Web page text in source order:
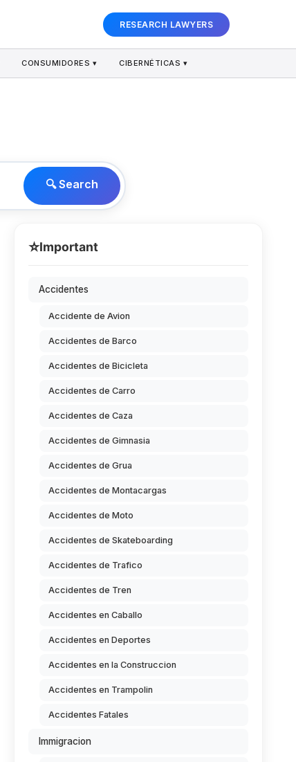
RESEARCH LAWYERS
CONSUMIDORES ▾ CIBERNÉTICAS ▾
🔍 Search
⭐Important
Accidentes
Accidente de Avion
Accidentes de Barco
Accidentes de Bicicleta
Accidentes de Carro
Accidentes de Caza
Accidentes de Gimnasia
Accidentes de Grua
Accidentes de Montacargas
Accidentes de Moto
Accidentes de Skateboarding
Accidentes de Trafico
Accidentes de Tren
Accidentes en Caballo
Accidentes en Deportes
Accidentes en la Construccion
Accidentes en Trampolin
Accidentes Fatales
Immigracion